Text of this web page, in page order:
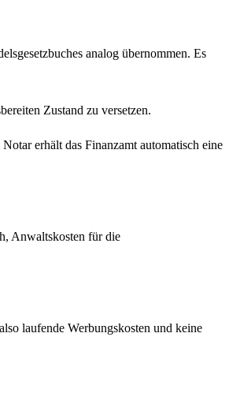
analog übernommen. Es
Zustand zu versetzen.
erhält das Finanzamt automatisch eine
Anwaltskosten für die
laufende Werbungskosten und keine